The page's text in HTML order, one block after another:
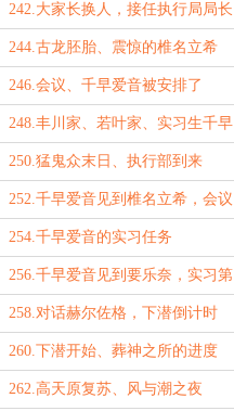
242.大家长换人，接任执行局局长
244.古龙胚胎、震惊的椎名立希
246.会议、千早爱音被安排了
248.丰川家、若叶家、实习生千早
爱音
250.猛鬼众末日、执行部到来
252.千早爱音见到椎名立希，会议
254.千早爱音的实习任务
256.千早爱音见到要乐奈，实习第
一天
258.对话赫尔佐格，下潜倒计时
260.下潜开始、葬神之所的进度
262.高天原复苏、风与潮之夜